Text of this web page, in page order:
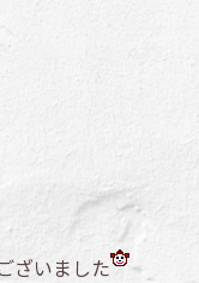
ざいました